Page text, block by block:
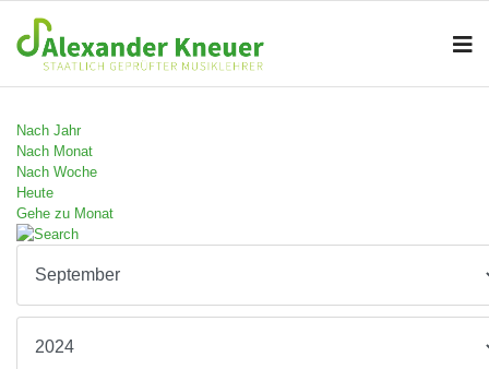
Nach Jahr
Nach Monat
Nach Woche
Heute
Gehe zu Monat